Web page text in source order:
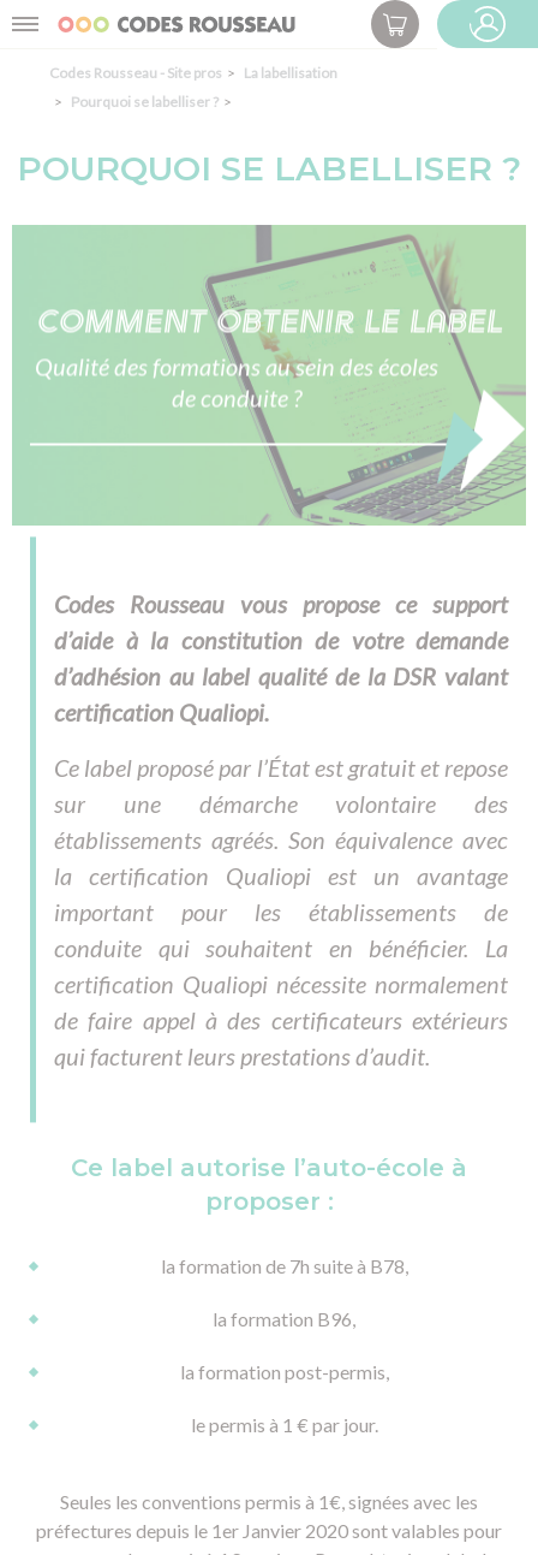
Menu
Codes Rousseau - Site pros
La labellisation
Pourquoi se labelliser ?
POURQUOI SE LABELLISER ?
Comment obtenir le label
Qualité des formations au sein des écoles
de conduite ?
Codes Rousseau vous propose ce support
d’aide à la constitution de votre demande
d’adhésion au label qualité de la DSR valant
certification Qualiopi.
Ce label proposé par l’État est gratuit et repose
sur une démarche volontaire des
établissements agréés. Son équivalence avec
la certification Qualiopi est un avantage
important pour les établissements de
conduite qui souhaitent en bénéficier. La
certification Qualiopi nécessite normalement
de faire appel à des certificateurs extérieurs
qui facturent leurs prestations d’audit.
Ce label autorise l’auto-école à
proposer :
la formation de 7h suite à B78,
la formation B96,
la formation post-permis,
le permis à 1 € par jour.
Seules les conventions permis à 1€, signées avec les
préfectures depuis le 1er Janvier 2020 sont valables pour
Panneau de gestion des cookies